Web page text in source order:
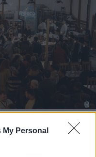
Personal
a föld alatt